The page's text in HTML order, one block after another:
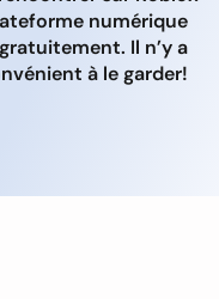
numérique
Il n’y a
à le garder!